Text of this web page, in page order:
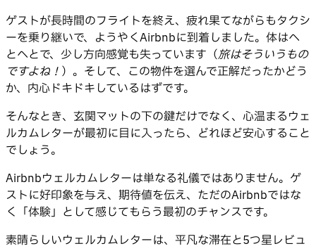
ゲストが長時間のフライトを終え、疲れ果てながらもタクシ
ーを乗り継いで、ようやくAirbnbに到着しました。体はへ
とへとで、少し方向感覚も失っています（旅はそういうもの
ですよね！ ）。そして、この物件を選んで正解だったかどう
か、内心ドキドキしているはずです。
そんなとき、玄関マットの下の鍵だけでなく、心温まるウェ
ルカムレターが最初に目に入ったら、どれほど安心すること
でしょう。
Airbnbウェルカムレターは単なる礼儀ではありません。ゲ
ストに好印象を与え、期待値を伝え、ただのAirbnbではな
く「体験」として感じてもらう最初のチャンスです。
素晴らしいウェルカムレターは、平凡な滞在と5つ星レビュ